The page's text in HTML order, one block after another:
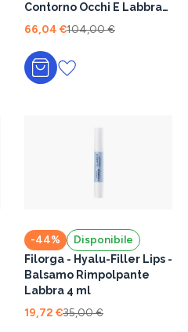
Contorno Occhi E Labbra
15 ml
66,04 €104,00 €
Aggiungi al carrello
-44% Disponibile
Filorga - Hyalu-Filler Lips -
Balsamo Rimpolpante
Labbra 4 ml
19,72 €35,00 €